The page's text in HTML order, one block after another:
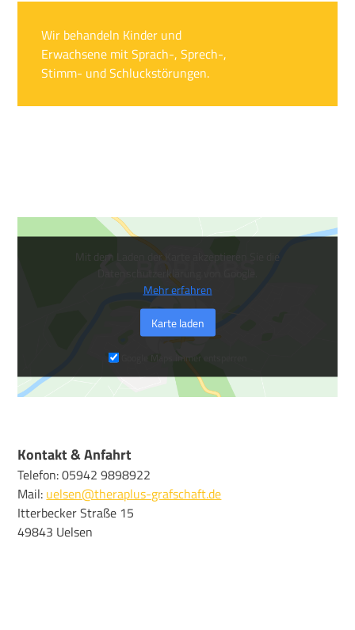
Wir behandeln Kinder und
Erwachsene mit Sprach-, Sprech-,
Stimm- und Schluckstörungen.
Mit dem Laden der Karte akzeptieren Sie die
Datenschutzerklärung von Google.
Mehr erfahren
Karte laden
Google Maps immer entsperren
Kontakt & Anfahrt
Telefon: 05942 9898922
Mail: uelsen@theraplus-grafschaft.de
Itterbecker Straße 15
49843 Uelsen